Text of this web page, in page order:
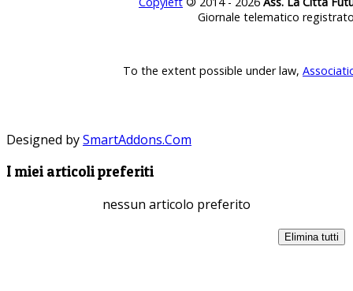
Giornale telematico
To the extent possible under law,
Designed bySmartAddons.Com
I miei articoli preferiti
nessun articolo preferito